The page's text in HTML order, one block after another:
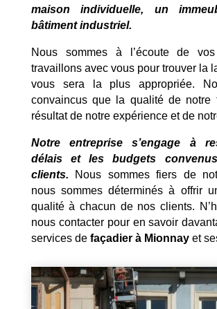
maison individuelle, un
bâtiment industriel.
Nous sommes à l’écoute de
travaillons avec vous pour trouver la
vous sera la plus appropriée.
convaincus que la qualité de notre
résultat de notre expérience et de
Notre entreprise s’engage à
délais et les budgets
clients. Nous sommes fiers de
nous sommes déterminés à offrir
qualité à chacun de nos clients.
nous contacter pour en savoir
services de façadier à Mionnayet